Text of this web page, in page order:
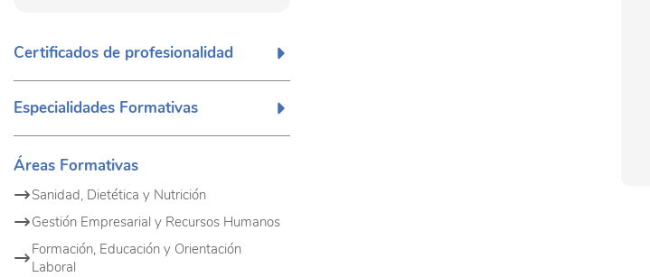
Certificados de profesionalidad
Especialidades Formativas
Áreas Formativas
Sanidad, Dietética y Nutrición
Gestión Empresarial y Recursos Humanos
Formación, Educación y Orientación
Laboral